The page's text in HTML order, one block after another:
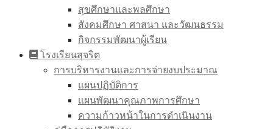
สุขศึกษาและพลศึกษา
สังคมศึกษา ศาสนา และวัฒนธรรม
กิจกรรมพัฒนาผู้เรียน
โรงเรียนสุจริต
การบริหารงานและการจ่ายงบประมาณ
แผนปฏิบัติการ
แผนพัฒนาคุณภาพการศึกษา
ความก้าวหน้าในการดำเนินงาน